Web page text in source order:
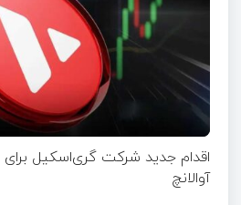
آوالانچ